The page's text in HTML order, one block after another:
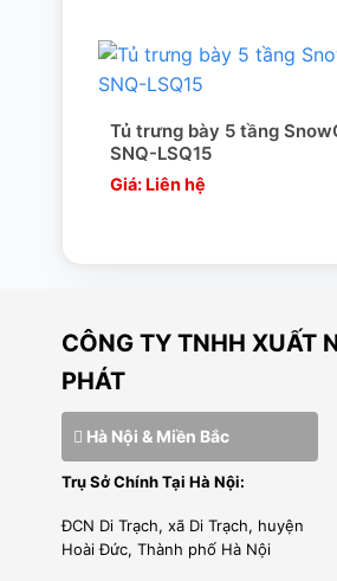
Nên để tủ ở nơi thoáng mát,
Tránh xếp quá nhiều thực
Vệ sinh tủ thường xuyên, lưu
Tủ trưng bày 5 tầng
SNQ-LSQ15
Giá: Liên hệ
CÔNG TY TNHH XUẤT
PHÁT
Hà Nội & Miền Bắc
Trụ Sở Chính Tại Hà Nội:
ĐCN Di Trạch, xã Di Trạch, huyện
Hoài Đức, Thành phố Hà Nội